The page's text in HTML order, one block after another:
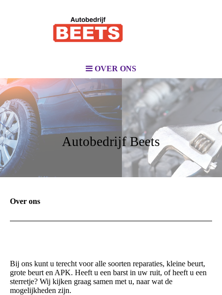
OVER ONS
Autobedrijf Beets
Over ons
Bij ons kunt u terecht voor alle soorten reparaties, kleine beurt,
grote beurt en APK. Heeft u een barst in uw ruit, of heeft u een
sterretje? Wij kijken graag samen met u, naar wat de
mogelijkheden zijn.